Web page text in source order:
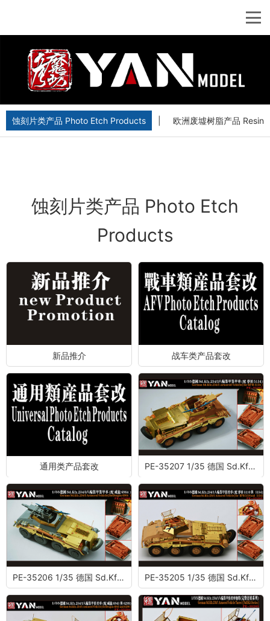
蚀刻片类产品 Photo Etch Products 欧洲废墟树脂产品 Resin
蚀刻片类产品 Photo Etch
Products
新品推介 战车类产品套改
通用类产品套改 PE-35207 1/35 德国 Sd.Kfz.234/3八轮装甲装甲车 (配 麦田 5134)
PE-35206 1/35 德国 Sd.Kfz.234/3八轮装甲装甲车 (配 威龙 6964 ) PE-35205 1/35 德国 Sd.Kfz.234/1八轮装甲侦查车 (配 麦田 5110 与 5154)